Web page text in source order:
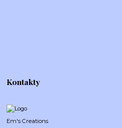
Kontakty
Em's Creations